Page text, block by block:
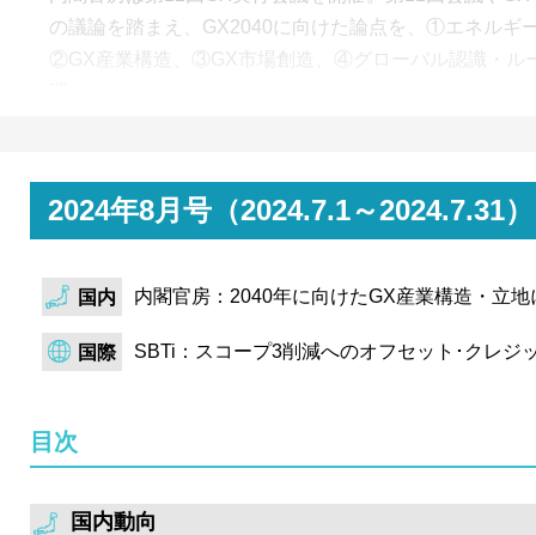
の議論を踏まえ、GX2040に向けた論点を、①エネルギ
②GX産業構造、③GX市場創造、④グローバル認識・ル
間が取り切れないリスクを債務保証等で補完することで
日本卸電力取引所（JEPX）は、2024年度第1回非化石
結果を公表。FIT非化石証書は約定量が大幅に増加し、
入札量の半分弱が購入された。一方、非FIT非化石証書
は約定量が増加したものの、再エネ指定なしは低調に終
刊行。今年度は、例年同様のESG投資パフォーマンス
3開示状況等を分析。また、4年半ぶりに開催したグロ
2024年8月号（2024.7.1～2024.7.31
国内 内閣官房：2040年に向けたGX産業構造・立
国際 SBTi：スコープ3削減へのオフセット･クレジ
目次
国内動向